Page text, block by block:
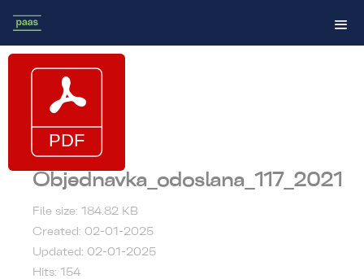
Objednavka_odoslana_117_2021
File size: 184.82 KB
Created: 02-01-2025
Updated: 02-01-2025
Hits: 154